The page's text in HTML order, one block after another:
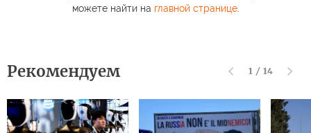
можете найти на главной странице.
Рекомендуем 1 / 14